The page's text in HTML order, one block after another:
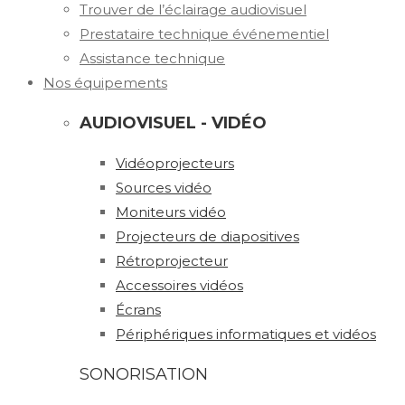
Trouver de l’éclairage audiovisuel
Prestataire technique événementiel
Assistance technique
Nos équipements
AUDIOVISUEL - VIDÉO
Vidéoprojecteurs
Sources vidéo
Moniteurs vidéo
Projecteurs de diapositives
Rétroprojecteur
Accessoires vidéos
Écrans
Périphériques informatiques et vidéos
SONORISATION